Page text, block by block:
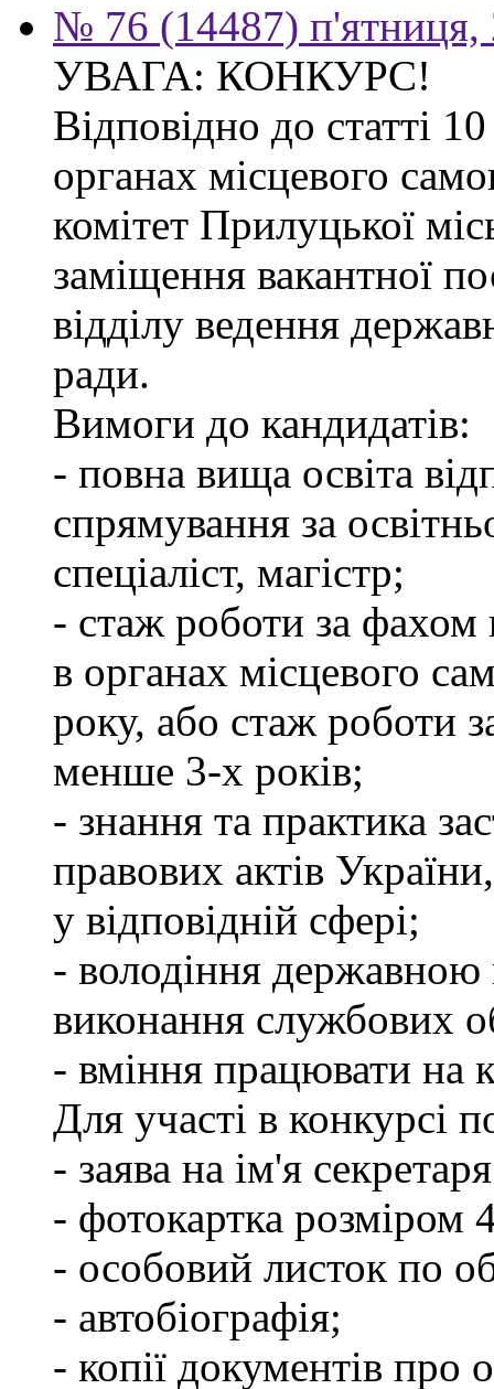
№ 76 (14487) п'ятниця,
УВАГА: КОНКУРС!
Відповідно до статті
органах місцевого
комітет Прилуцької
заміщення вакантної
відділу ведення
ради.
Вимоги до кандидатів:
- повна вища освіта
спрямування за
спеціаліст, магістр;
- стаж роботи за фахом
в органах місцевого
року, або стаж роботи
менше 3-х років;
- знання та практика
правових актів
у відповідній сфері;
- володіння державною
виконання службових
- вміння працювати на
Для участі в конкурсі
- заява на ім'я
- фотокартка розміром
- особовий листок по
- автобіографія;
- копії документів про